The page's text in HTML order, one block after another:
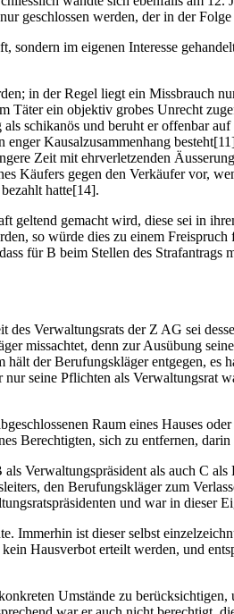
geschlossen werden, der in der
im eigenen Interesse
in der Regel liegt ein Missbrauch
Täter ein objektiv grobes Unrecht
schikanös und beruht er offenbar
Kausalzusammenhang
Zeit mit ehrverletzenden
Käufers gegen den Verkäufer vor,
hatte[14].
geltend gemacht wird, diese sei in
so würde dies zu einem
für B beim Stellen des
Verwaltungsrats der Z AG sei
missachtet, denn zur Ausübung
der Berufungskläger entgegen,
seine Pflichten als Verwaltungsrat
Raum eines Hauses
Berechtigten, sich zu entfernen,
Verwaltungspräsident als auch C
den Berufungskläger zum
und war in dieser
ist dieser selbst
Hausverbot erteilt werden, und
Umstände zu